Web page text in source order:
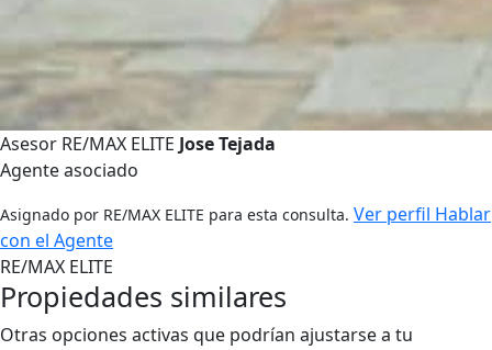
Asesor RE/MAX ELITE Jose Tejada
Agente asociado
Asignado por RE/MAX ELITE para esta consulta. Ver perfil Hablar
con el Agente
RE/MAX ELITE
Propiedades similares
Otras opciones activas que podrían ajustarse a tu